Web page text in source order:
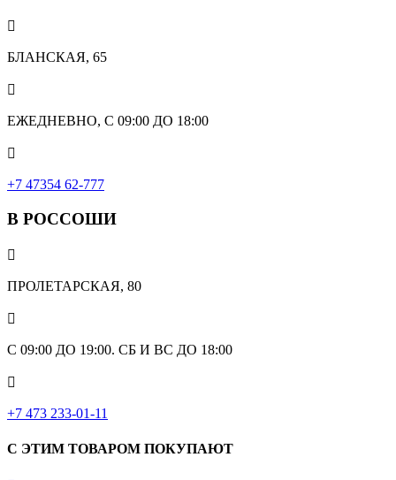

БЛАНСКАЯ, 65

ЕЖЕДНЕВНО, С 09:00 ДО 18:00

‎+7 47354 62-777
В РОССОШИ

ПРОЛЕТАРСКАЯ, 80

С 09:00 ДО 19:00. СБ И ВС ДО 18:00

+7 473 233-01-11
С ЭТИМ ТОВАРОМ ПОКУПАЮТ